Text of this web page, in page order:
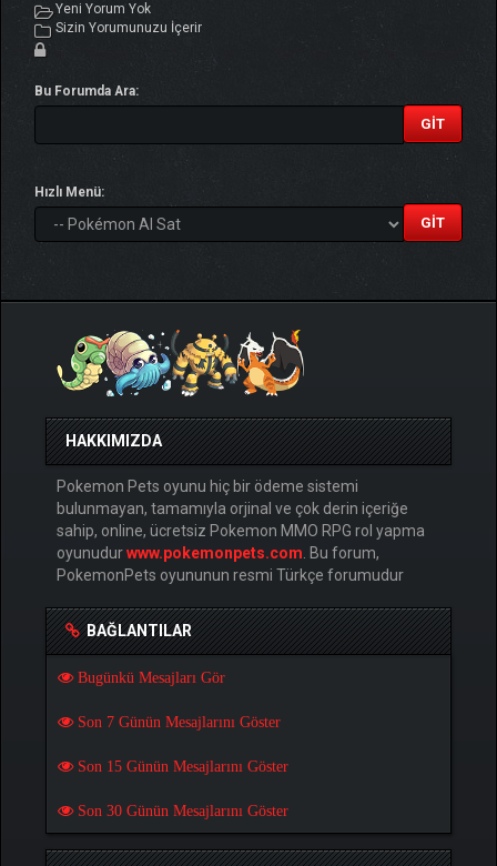
Yeni Yorum Yok
Sizin Yorumunuzu İçerir
Bu Forumda Ara:
Hızlı Menü:
HAKKIMIZDA
Pokemon Pets oyunu hiç bir ödeme sistemi
bulunmayan, tamamıyla orjinal ve çok derin içeriğe
sahip, online, ücretsiz Pokemon MMO RPG rol yapma
oyunudurwww.pokemonpets.com . Bu forum,
PokemonPets oyununun resmi Türkçe forumudur
BAĞLANTILAR
Bugünkü Mesajları Gör
Son 7 Günün Mesajlarını Göster
Son 15 Günün Mesajlarını Göster
Son 30 Günün Mesajlarını Göster